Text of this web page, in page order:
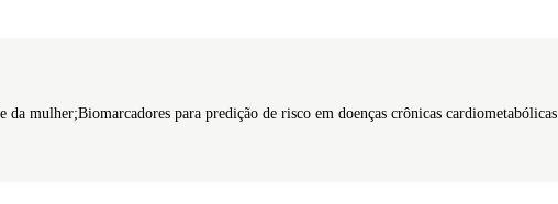
mulher;Biomarcadores para predição de risco em doenças crônicas cardiometabólicas